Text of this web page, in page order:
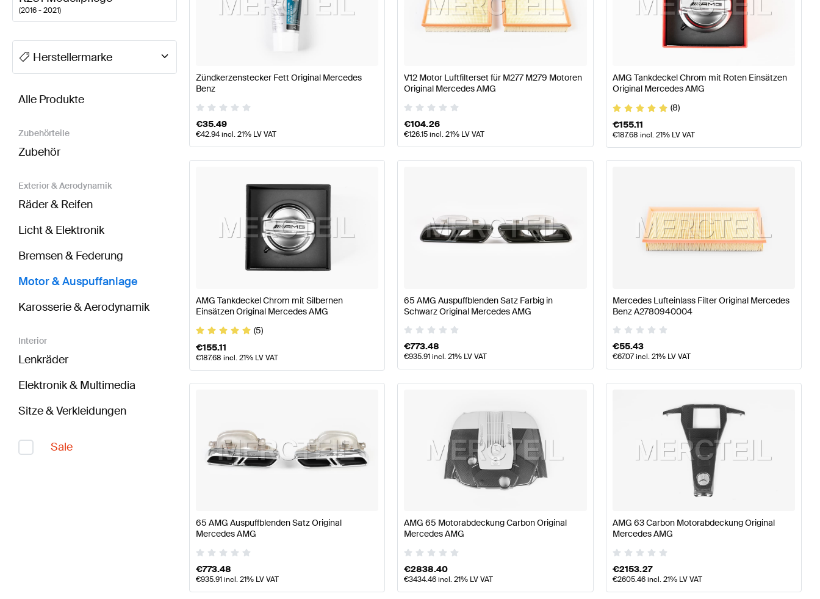
(2016 - 2021)
A-Klasse Tuning Motor & Auspuffanlage A-Klasse W177 Modellpflege Tuning Motor & Auspuffanlage A-Klasse W177 Tuning Motor & Auspuffanlage A-Klasse
Herstellermarke
BRABUS SL-Klasse R231 Modellpflege Motor & AuspuffanlageAMG SL-Klasse R231 Modellpflege Motor & AuspuffanlageMercedes-Benz SL-Klasse R231
Alle Produkte
Zubehörteile
Zubehör
Exterior & Aerodynamik
Räder & Reifen
Licht & Elektronik
Bremsen & Federung
Motor & Auspuffanlage
Karosserie & Aerodynamik
Interior
Lenkräder
Elektronik & Multimedia
Sitze & Verkleidungen
Sale
Zündkerzenstecker Fett Original Mercedes
Benz
€35.49
€42.94incl. 21% LV VAT
V12 Motor Luftfilterset für M277 M279 Motoren
Original Mercedes AMG
€104.26
€126.15incl. 21% LV VAT
AMG Tankdeckel Chrom mit Roten Einsätzen
Original Mercedes AMG
(8)
€155.11
€187.68 incl. 21% LV VAT
AMG Tankdeckel Chrom mit Silbernen
Einsätzen Original Mercedes AMG
(5)
€155.11
€187.68 incl. 21% LV VAT
65 AMG Auspuffblenden Satz Farbig in
Schwarz Original Mercedes AMG
€773.48
€935.91incl. 21% LV VAT
Mercedes Lufteinlass Filter Original Mercedes
Benz A2780940004
€55.43
€67.07incl. 21% LV VAT
65 AMG Auspuffblenden Satz Original
Mercedes AMG
€773.48
€935.91incl. 21% LV VAT
AMG 65 Motorabdeckung Carbon Original
Mercedes AMG
€2838.40
€3434.46incl. 21% LV VAT
AMG 63 Carbon Motorabdeckung Original
Mercedes AMG
€2153.27
€2605.46incl. 21% LV VAT